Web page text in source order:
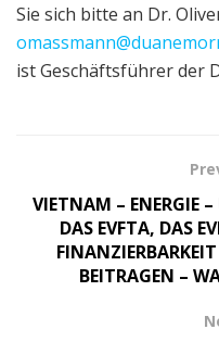
Sie sich bitte an Dr.
ist Geschäftsführer der
VIETNAM – ENERGIE
DAS EVFTA, DAS
BEITRAGEN –